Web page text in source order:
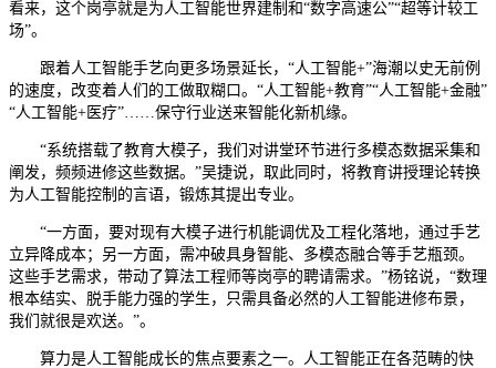
看来，这个岗亭就是为人工智能世界建制和“数字高速公”“超等计较工
场”。
跟着人工智能手艺向更多场景延长，“人工智能+”海潮以史无前例
的速度，改变着人们的工做取糊口。“人工智能+教育”“人工智能+金融”
“人工智能+医疗”……保守行业送来智能化新机缘。
“系统搭载了教育大模子，我们对讲堂环节进行多模态数据采集和
阐发，频频进修这些数据。”吴捷说，取此同时，将教育讲授理论转换
为人工智能控制的言语，锻炼其提出专业。
“一方面，要对现有大模子进行机能调优及工程化落地，通过手艺
立异降成本；另一方面，需冲破具身智能、多模态融合等手艺瓶颈。
这些手艺需求，带动了算法工程师等岗亭的聘请需求。”杨铭说，“数理
根本结实、脱手能力强的学生，只需具备必然的人工智能进修布景，
我们就很是欢送。”。
算力是人工智能成长的焦点要素之一。人工智能正在各范畴的快